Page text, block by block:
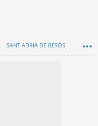
SANT ADRIÀ DE BESÒS